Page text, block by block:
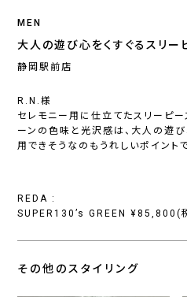
MEN
大人の遊び心をくすぐるスリー
静岡駅前店
R.N.様
セレモニー用に仕立てたスリーピー
ーンの色味と光沢感は、大人の遊び
用できそうなのもうれしいポイントで
REDA :
SUPER130’s GREEN ¥85,800(
その他のスタイリング